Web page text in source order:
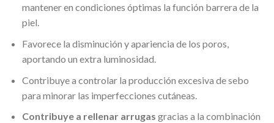
mantener en condiciones óptimas la función barrera de la
piel.
Favorece la disminución y apariencia de los poros,
aportando un extra luminosidad.
Contribuye a controlar la producción excesiva de sebo
para minorar las imperfecciones cutáneas.
Contribuye a rellenar arrugas gracias a la combinación